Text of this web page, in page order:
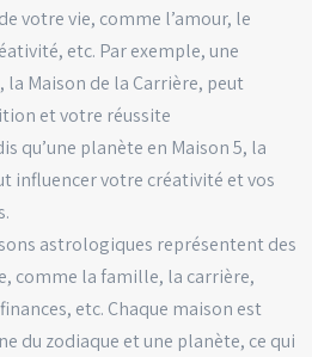
votre vie, comme l’amour, le
etc. Par exemple, une
la Maison de la Carrière, peut
et votre réussite
qu’une planète en Maison 5, la
influencer votre créativité et vos
astrologiques représentent des
comme la famille, la carrière,
etc. Chaque maison est
du zodiaque et une planète, ce qui